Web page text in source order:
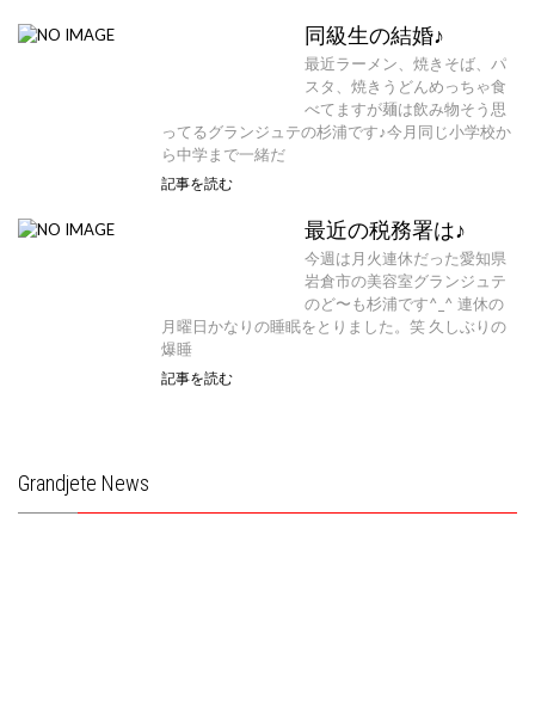
同級生の結婚♪
最近ラーメン、焼きそば、パ
スタ、焼きうどんめっちゃ食
べてますが麺は飲み物そう思
ってるグランジュテの杉浦です♪今月同じ小学校か
ら中学まで一緒だ
記事を読む
最近の税務署は♪
今週は月火連休だった愛知県
岩倉市の美容室グランジュテ
のど〜も杉浦です^_^ 連休の
月曜日かなりの睡眠をとりました。笑 久しぶりの
爆睡
記事を読む
Grandjete News